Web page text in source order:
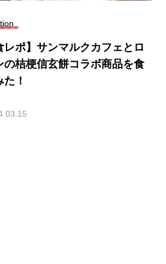
レポ】サンマルクカフェとロ
の桔梗信玄餅コラボ商品を食
！